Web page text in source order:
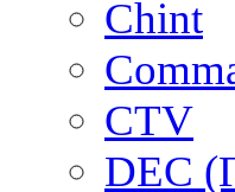
Chint
CTV
DEC